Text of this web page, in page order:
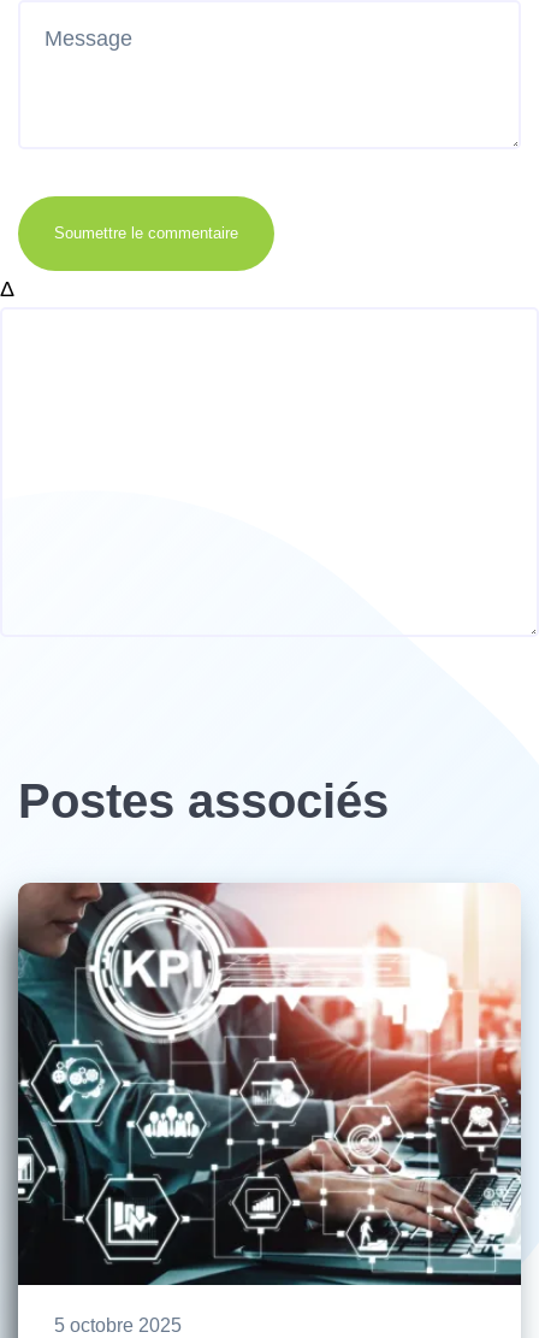
Soumettre le commentaire
Δ
Postes associés
5 octobre 2025